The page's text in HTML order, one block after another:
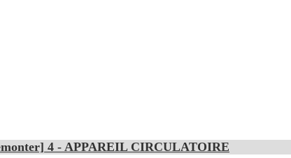
4 - APPAREIL CIRCULATOIRE